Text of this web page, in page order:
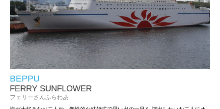
BEPPU
FERRY SUNFLOWER
フェリーさんふらわあ